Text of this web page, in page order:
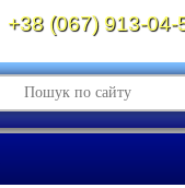
+38 (067) 913-04-